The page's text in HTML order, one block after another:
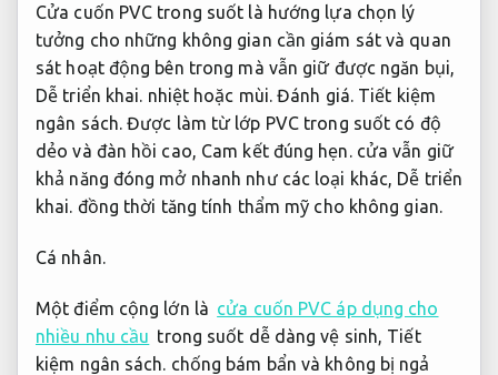
Cửa cuốn PVC trong suốt là hướng lựa chọn lý
tưởng cho những không gian cần giám sát và quan
sát hoạt động bên trong mà vẫn giữ được ngăn bụi,
Dễ triển khai. nhiệt hoặc mùi.Đánh giá. Tiết kiệm
ngân sách. Được làm từ lớp PVC trong suốt có độ
dẻo và đàn hồi cao, Cam kết đúng hẹn.cửa vẫn giữ
khả năng đóng mở nhanh như các loại khác, Dễ triển
khai. đồng thời tăng tính thẩm mỹ cho không gian.
Cá nhân.
Một điểm cộng lớn là cửa cuốn PVC áp dụng cho
nhiều nhu cầu trong suốt dễ dàng vệ sinh, Tiết
kiệm ngân sách. chống bám bẩn và không bị ngả